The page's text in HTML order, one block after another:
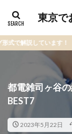
東京で
ます！
都電雑司ヶ谷
BEST7
2023年5月22日